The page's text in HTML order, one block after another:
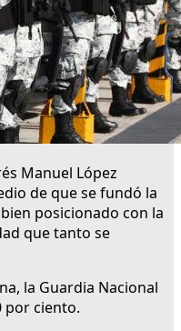
Manuel López
de que se fundó la
posicionado con la
que tanto se
la Guardia Nacional
por ciento.